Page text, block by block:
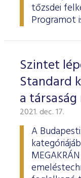
tőzsdei
Programot
Szintet
Standard
a
2021. dec. 17.
A